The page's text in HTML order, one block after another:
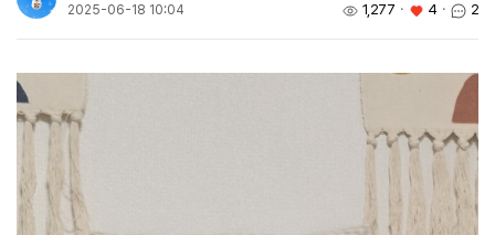
2025-06-18 10:04 1,277 ㆍ 4 ㆍ 2